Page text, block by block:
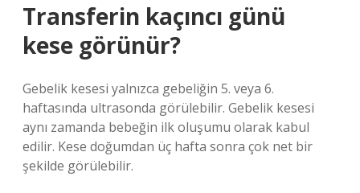
Transferin kaçıncı günü
kese görünür?
Gebelik kesesi yalnızca gebeliğin 5. veya 6.
haftasında ultrasonda görülebilir. Gebelik kesesi
aynı zamanda bebeğin ilk oluşumu olarak kabul
edilir. Kese doğumdan üç hafta sonra çok net bir
şekilde görülebilir.